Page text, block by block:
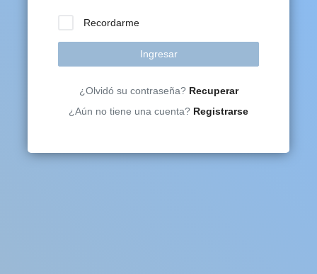
Recordarme
Ingresar
¿Olvidó su contraseña? Recuperar
¿Aún no tiene una cuenta? Registrarse